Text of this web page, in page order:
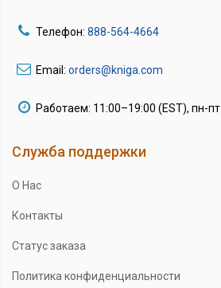
Телефон: 888-564-4664
Email: orders@kniga.com
Работаем: 11:00–19:00 (EST), пн-пт
Служба поддержки
О Нас
Контакты
Статус заказа
Политика конфиденциальности